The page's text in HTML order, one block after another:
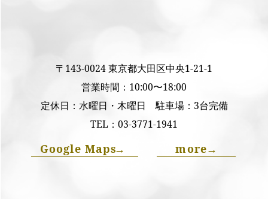
〒143-0024 東京都大田区中央1-21-1
営業時間：10:00〜18:00
定休日：水曜日・木曜日 駐車場：3台完備
TEL： 03-3771-1941
Google Maps→ more→